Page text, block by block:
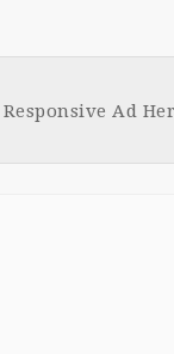
Responsive Ad